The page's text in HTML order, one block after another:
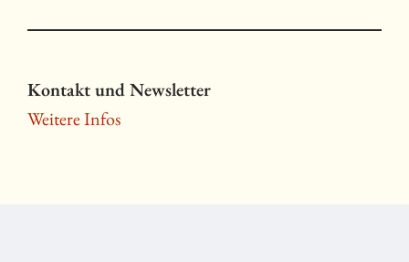
Kontakt und Newsletter
Weitere Infos